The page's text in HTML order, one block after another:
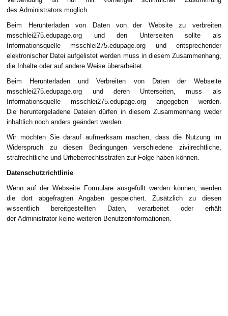
des Administrators möglich.
Beim Herunterladen von Daten von der Website zu verbreiten
msschlei275.edupage.org und den Unterseiten sollte als
Informationsquelle msschlei275.edupage.org und entsprechender
elektronischer Datei aufgelistet werden muss in diesem Zusammenhang,
die Inhalte oder auf andere Weise überarbeitet.
Beim Herunterladen und Verbreiten von Daten der Webseite
msschlei275.edupage.org und deren Unterseiten, muss als
Informationsquelle msschlei275.edupage.org angegeben werden.
Die heruntergeladene Dateien dürfen in diesem Zusammenhang weder
inhaltlich noch anders geändert werden.
Wir möchten Sie darauf aufmerksam machen, dass die Nutzung im
Widerspruch zu diesen Bedingungen verschiedene zivilrechtliche,
strafrechtliche und Urheberrechtsstrafen zur Folge haben können.
Datenschutzrichtlinie
Wenn auf der Webseite Formulare ausgefüllt werden können, werden
die dort abgefragten Angaben gespeichert. Zusätzlich zu diesen
wissentlich bereitgestellten Daten, verarbeitet oder erhält
der Administrator keine weiteren Benutzerinformationen.